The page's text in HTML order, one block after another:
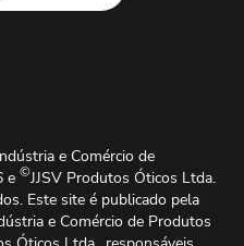
e Comércio de
e ©JJSV Produtos Óticos Ltda.
Este site é publicado pela
e Comércio de Produtos